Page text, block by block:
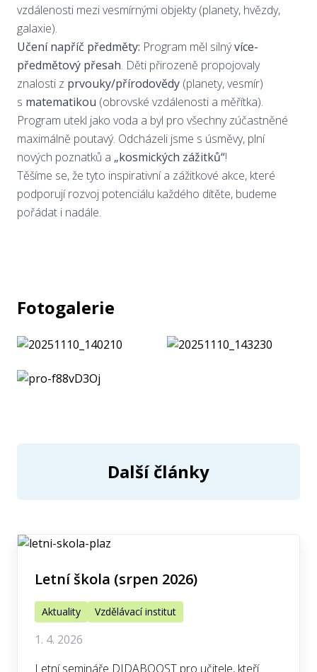
vzdálenosti mezi vesmírnými objekty (planety, hvězdy,
galaxie).
Učení napříč předměty: Program měl silnývíce-
předmětový přesah. Děti přirozeně propojovaly
znalosti z prvouky/přírodovědy (planety, vesmír)
s matematikou (obrovské vzdálenosti a měřítka).
Program utekl jako voda a byl pro všechny zúčastněné
maximálně poutavý. Odcházeli jsme s úsměvy, plní
nových poznatků a „kosmických zážitků“!
Těšíme se, že tyto inspirativní a zážitkové akce, které
podporují rozvoj potenciálu každého dítěte, budeme
pořádat i nadále.
Fotogalerie
Další články
Letní škola (srpen 2026)
Aktuality Vzdělávací institut
1. 4. 2026
Letní semináře DIDABOOST pro učitele, kteří